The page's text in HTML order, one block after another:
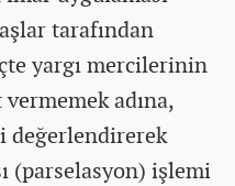
tarafından
yargı mercilerinin
adına,
değerlendirerek
(parselasyon) işlemi